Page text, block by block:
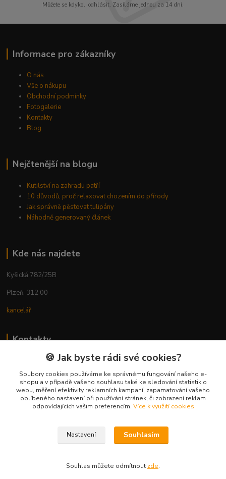
Můžete se kdykoli odhlásit. Zasíláme jednou za 14 dní.
Informace pro zákazníky
O nás
Vše o nákupu
Obchodní podmínky
Fotogalerie
Kontakty
Blog
Nejčtenější na blogu
Kutilství na zahradu patří
10 důvodů, proč relaxovat chozením do přírody
Jak správně pěstovat tulipány
Náhodně generovaný článek
Kde nás najdete
Kyšická 782/25B
Plzeň, 312 00
kancelář
Kontakty
Ing. Michal Vaněk
+420 603 332 100
(Po-Pá, 10-17 hod.)
info@vyhodnynakup.eu
🍪 Jak byste rádi své cookies?
Soubory cookies používáme ke správnému fungování našeho e-
shopu a v případě vašeho souhlasu také ke sledování statistik o
webu, měření efektivity reklamních kampaní, zapamatování vašeho
oblíbeného nastavení při používání stránek, či zobrazení reklam
odpovídajících vašim preferencím. Více k využití cookies
Nastavení Souhlasím
Souhlas můžete odmítnout zde.